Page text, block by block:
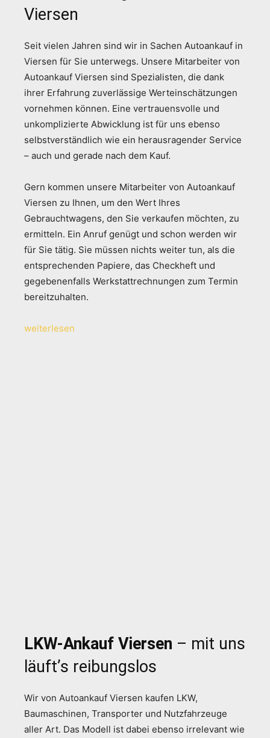
Viersen
Seit vielen Jahren sind wir in Sachen Autoankauf in
Viersen für Sie unterwegs. Unsere Mitarbeiter von
Autoankauf Viersen sind Spezialisten, die dank
ihrer Erfahrung zuverlässige Werteinschätzungen
vornehmen können. Eine vertrauensvolle und
unkomplizierte Abwicklung ist für uns ebenso
selbstverständlich wie ein herausragender Service
– auch und gerade nach dem Kauf.
Gern kommen unsere Mitarbeiter von Autoankauf
Viersen zu Ihnen, um den Wert Ihres
Gebrauchtwagens, den Sie verkaufen möchten, zu
ermitteln. Ein Anruf genügt und schon werden wir
für Sie tätig. Sie müssen nichts weiter tun, als die
entsprechenden Papiere, das Checkheft und
gegebenenfalls Werkstattrechnungen zum Termin
bereitzuhalten.
weiterlesen
LKW-Ankauf Viersen – mit uns
läuft’s reibungslos
Wir von Autoankauf Viersen kaufen LKW,
Baumaschinen, Transporter und Nutzfahrzeuge
aller Art. Das Modell ist dabei ebenso irrelevant wie